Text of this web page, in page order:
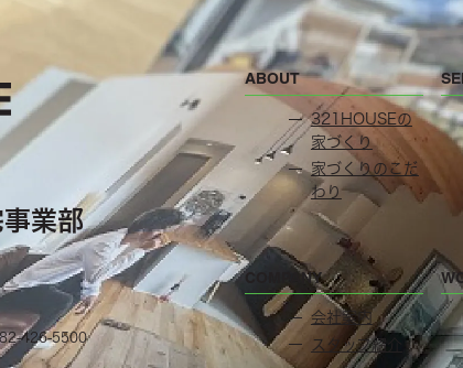
業部
426-5500
ABOUT
321HOUSEの
家づくり
家づくりのこだ
わり
COMPANY
会社案内
スタッフ紹介